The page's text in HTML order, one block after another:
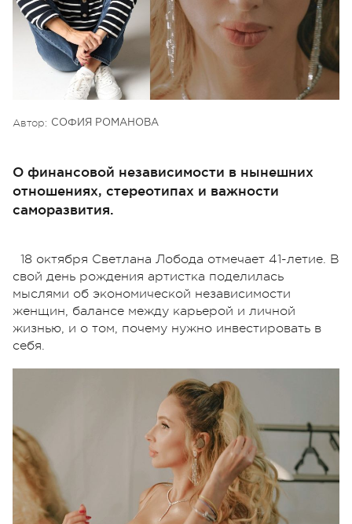
Автор: СОФИЯ РОМАНОВА
О финансовой независимости в нынешних
отношениях, стереотипах и важности
саморазвития.
18 октября Светлана Лобода отмечает 41-летие. В
свой день рождения артистка поделилась
мыслями об экономической независимости
женщин, балансе между карьерой и личной
жизнью, и о том, почему нужно инвестировать в
себя.